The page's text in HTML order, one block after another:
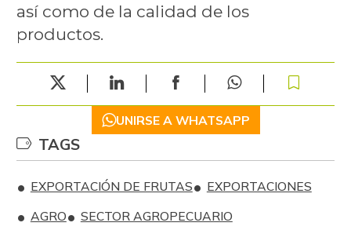
así como de la calidad de los
productos.
UNIRSE A WHATSAPP
TAGS
EXPORTACIÓN DE FRUTAS
EXPORTACIONES
AGRO
SECTOR AGROPECUARIO